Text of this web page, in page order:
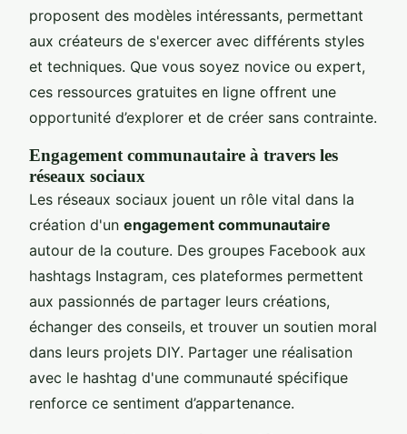
proposent des modèles intéressants, permettant
aux créateurs de s'exercer avec différents styles
et techniques. Que vous soyez novice ou expert,
ces ressources gratuites en ligne offrent une
opportunité d’explorer et de créer sans contrainte.
Engagement communautaire à travers les
réseaux sociaux
Les réseaux sociaux jouent un rôle vital dans la
création d'un engagement communautaire
autour de la couture. Des groupes Facebook aux
hashtags Instagram, ces plateformes permettent
aux passionnés de partager leurs créations,
échanger des conseils, et trouver un soutien moral
dans leurs projets DIY. Partager une réalisation
avec le hashtag d'une communauté spécifique
renforce ce sentiment d’appartenance.